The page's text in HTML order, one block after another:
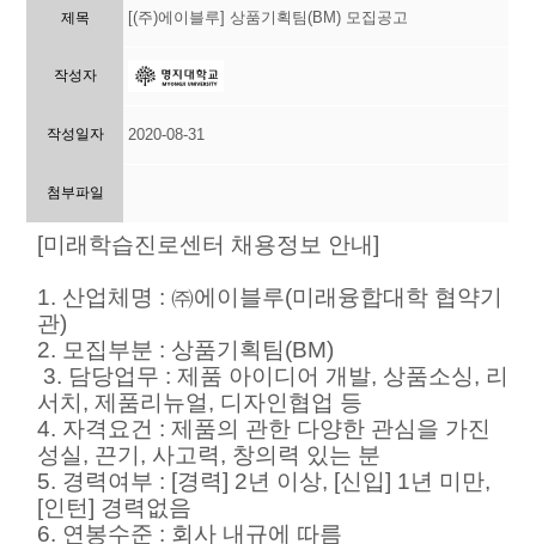
제목 [(주)에이블루] 상품기획팀(BM) 모집공고
작성자
작성일자 2020-08-31
첨부파일
[미래학습진로센터 채용정보 안내]
1. 산업체명 : ㈜에이블루(미래융합대학 협약기
관)
2. 모집부분 : 상품기획팀(BM)
3. 담당업무 : 제품 아이디어 개발, 상품소싱, 리
서치, 제품리뉴얼, 디자인협업 등
4. 자격요건 : 제품의 관한 다양한 관심을 가진
성실, 끈기, 사고력, 창의력 있는 분
5. 경력여부 : [경력] 2년 이상, [신입] 1년 미만,
[인턴] 경력없음
6. 연봉수준 : 회사 내규에 따름